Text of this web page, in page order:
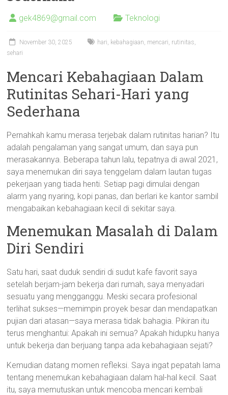
gek4869@gmail.com Teknologi
November 30, 2025 hari, kebahagiaan, mencari, rutinitas,
sehari
Mencari Kebahagiaan Dalam
Rutinitas Sehari-Hari yang
Sederhana
Pernahkah kamu merasa terjebak dalam rutinitas harian? Itu
adalah pengalaman yang sangat umum, dan saya pun
merasakannya. Beberapa tahun lalu, tepatnya di awal 2021,
saya menemukan diri saya tenggelam dalam lautan tugas
pekerjaan yang tiada henti. Setiap pagi dimulai dengan
alarm yang nyaring, kopi panas, dan berlari ke kantor sambil
mengabaikan kebahagiaan kecil di sekitar saya.
Menemukan Masalah di Dalam
Diri Sendiri
Satu hari, saat duduk sendiri di sudut kafe favorit saya
setelah berjam-jam bekerja dari rumah, saya menyadari
sesuatu yang mengganggu. Meski secara profesional
terlihat sukses—memimpin proyek besar dan mendapatkan
pujian dari atasan—saya merasa tidak bahagia. Pikiran itu
terus menghantui: Apakah ini semua? Apakah hidupku hanya
untuk bekerja dan berjuang tanpa ada kebahagiaan sejati?
Kemudian datang momen refleksi. Saya ingat pepatah lama
tentang menemukan kebahagiaan dalam hal-hal kecil. Saat
itu, saya memutuskan untuk mencoba mencari kembali